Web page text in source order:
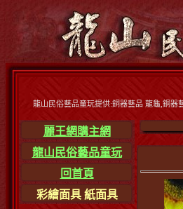
龍山民俗藝品童玩提供:銅器藝品 龍龜,銅器
麗王網購主網
龍山民俗藝品童玩
回首頁
彩繪面具 紙面具